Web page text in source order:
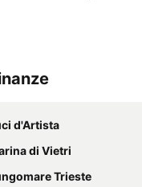
d'Artista
di Vietri
Trieste